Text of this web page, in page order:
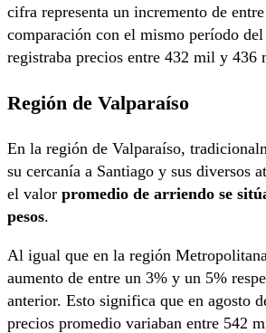
cifra representa un incremento de
comparación con el mismo período
registraba precios entre 432 mil y 436
Región de Valparaíso
En la región de Valparaíso,
su cercanía a Santiago y sus diversos
el valor promedio de arriendo se
pesos.
Al igual que en la región
aumento de entre un 3% y un 5%
anterior. Esto significa que en agosto
precios promedio variaban entre 542